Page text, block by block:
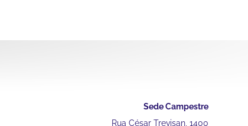
Sede Campestre
Rua César Trevisan, 1400